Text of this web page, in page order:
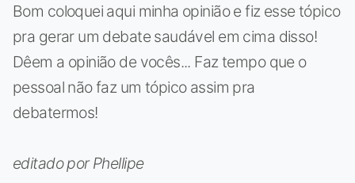
Bom coloquei aqui minha opinião e fiz esse tópico
pra gerar um debate saudável em cima disso!
Dêem a opinião de vocês... Faz tempo que o
pessoal não faz um tópico assim pra
debatermos!
editado por Phellipe